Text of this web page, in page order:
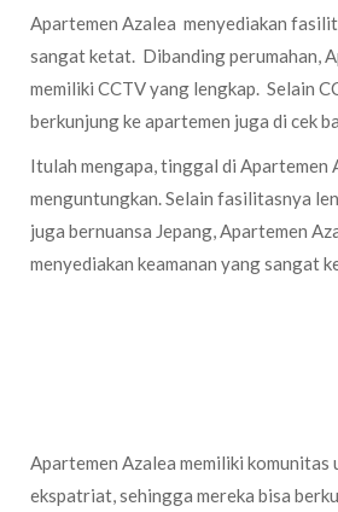
Apartemen Azalea menyediakan
sangat ketat. Dibanding perumahan,
memiliki CCTV yang lengkap. Selain
berkunjung ke apartemen juga di cek
Itulah mengapa, tinggal di Apartemen
menguntungkan. Selain fasilitasnya
juga bernuansa Jepang, Apartemen
menyediakan keamanan yang sangat
Apartemen Azalea memiliki komunitas
ekspatriat, sehingga mereka bisa